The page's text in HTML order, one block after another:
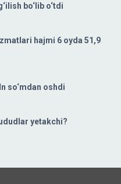
bo‘lib o‘tdi
hajmi 6 oyda 51,9
so‘mdan oshdi
yetakchi?